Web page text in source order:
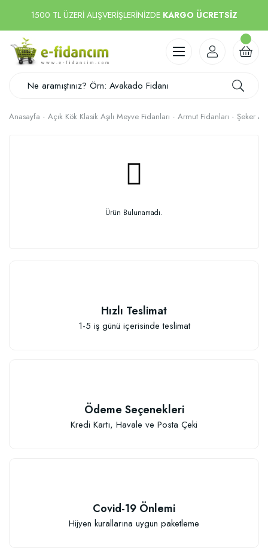
1500 TL ÜZERİ ALIŞVERİŞLERİNİZDE KARGO ÜCRETSİZ
Anasayfa Açık Kök Klasik Aşılı Meyve Fidanları Armut Fidanları Şeker
Ürün Bulunamadı.
Hızlı Teslimat
1-5 iş günü içerisinde teslimat
Ödeme Seçenekleri
Kredi Kartı, Havale ve Posta Çeki
Covid-19 Önlemi
Hijyen kurallarına uygun paketleme